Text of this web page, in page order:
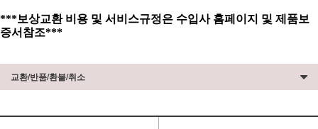
***보상교환 비용 및 서비스규정은 수입사 홈페이지 및 제품보
증서참조***
교환/반품/환불/취소